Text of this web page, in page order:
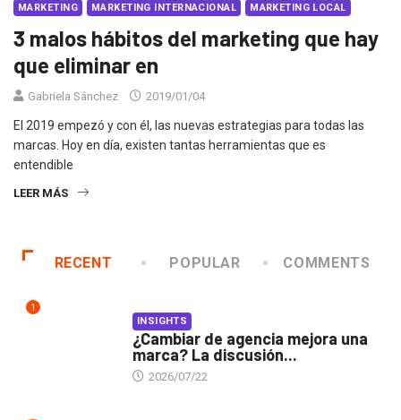
MARKETING MARKETING INTERNACIONAL MARKETING LOCAL
3 malos hábitos del marketing que hay
que eliminar en
Gabriela Sánchez 2019/01/04
El 2019 empezó y con él, las nuevas estrategias para todas las
marcas. Hoy en día, existen tantas herramientas que es
entendible
LEER MÁS
RECENT POPULAR COMMENTS
1
INSIGHTS
¿Cambiar de agencia mejora una
marca? La discusión...
2026/07/22